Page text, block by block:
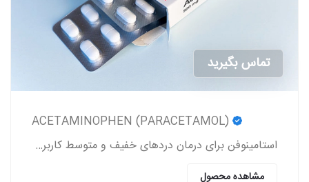
تماس بگیرید
استامینوفن برای درمان دردهای خفیف و متوسط کاربرد داشته و یک کاهنده تب به شمار می‎رود.
مشاهده محصول